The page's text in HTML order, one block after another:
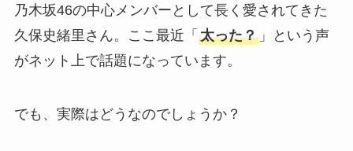
乃木坂46の中心メンバーとして長く愛されてきた
久保史緒里さん。ここ最近「 太った？」という声
がネット上で話題になっています。
でも、実際はどうなのでしょうか？